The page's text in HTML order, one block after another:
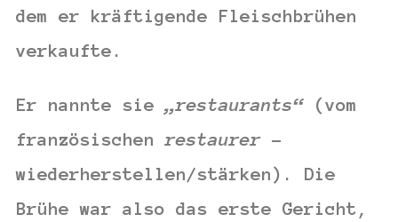
dem er kräftigende Fleischbrühen
verkaufte.
Er nannte sie„restaurants“ (vom
französischenrestaurer –
wiederherstellen/stärken). Die
Brühe war also das erste Gericht,